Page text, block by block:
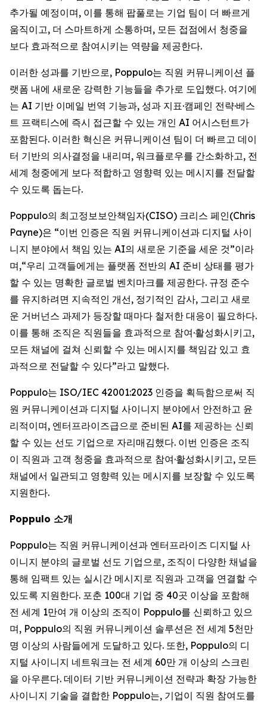
추가될 예정이며, 이를 통해 팝풀로는 기업 팀이 더 빠르게
움직이고, 더 스마트하게 소통하며, 모든 접점에서 청중을
보다 효과적으로 참여시키는 역량을 제공한다.
이러한 성과를 기반으로, Poppulo는 직원 커뮤니케이션 플
랫폼 내에 새로운 강력한 기능들을 추가로 도입했다. 여기에
는 AI 기반 이메일 번역 기능과, 성과 지표·캠페인 전략·베스
트 프랙티스에 즉시 접근할 수 있는 개인 AI 어시스턴트가
포함된다. 이러한 혁신은 커뮤니케이션 팀이 더 빠르고 데이
터 기반의 의사결정을 내리며, 워크플로우를 간소화하고, 전
세계 청중에게 보다 적합하고 영향력 있는 메시지를 전달할
수 있도록 돕는다.
Poppulo의 최고정보보안책임자(CISO) 크리스 페인(Chris
Payne)은 “이번 인증은 직원 커뮤니케이션과 디지털 사이
니지 분야에서 책임 있는 AI의 새로운 기준을 세운 것”이라
며,“우리 고객들에게는 플랫폼 전반의 AI 준비 상태를 평가
할 수 있는 명확한 글로벌 벤치마크를 제공한다. 규정 준수
를 유지하려면 지속적인 개선, 정기적인 감사, 그리고 새로
운 거버넌스 과제가 등장할 때마다 철저한 대응이 필요하다.
이를 통해 조직은 직원들을 효과적으로 참여·활성화시키고,
모든 채널에 걸쳐 신뢰할 수 있는 메시지를 책임감 있고 효
과적으로 전달할 수 있다”라고 말했다.
Poppulo는 ISO/IEC 42001:2023 인증을 획득함으로써 직
원 커뮤니케이션과 디지털 사이니지 분야에서 안전하고 윤
리적이며, 엔터프라이즈급으로 준비된 AI를 제공하는 신뢰
할 수 있는 선도 기업으로 자리매김했다. 이번 인증은 조직
이 직원과 고객 청중을 효과적으로 참여·활성화시키고, 모든
채널에서 일관되고 영향력 있는 메시지를 보장할 수 있도록
지원한다.
Poppulo 소개
Poppulo는 직원 커뮤니케이션과 엔터프라이즈 디지털 사
이니지 분야의 글로벌 선도 기업으로, 조직이 다양한 채널을
통해 임팩트 있는 실시간 메시지로 직원과 고객을 연결할 수
있도록 지원한다. 포춘 100대 기업 중 40곳 이상을 포함해
전 세계 1만여 개 이상의 조직이 Poppulo를 신뢰하고 있으
며, Poppulo의 직원 커뮤니케이션 솔루션은 전 세계 5천만
명 이상의 사람들에게 도달하고 있다. 또한, Poppulo의 디
지털 사이니지 네트워크는 전 세계 60만 개 이상의 스크린
을 아우른다. 데이터 기반 커뮤니케이션 전략과 확장 가능한
사이니지 기술을 결합한 Poppulo는, 기업이 직원 참여도를